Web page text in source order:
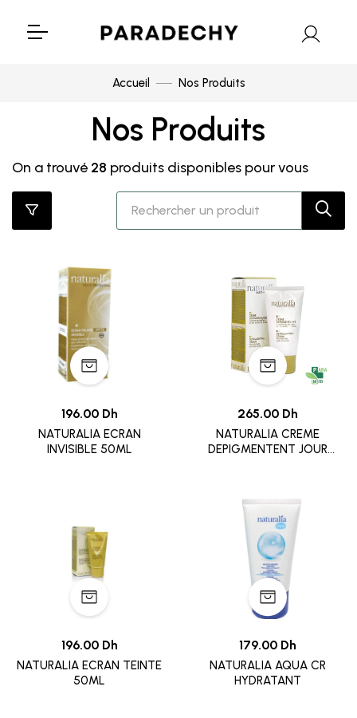
Accueil Nos Produits
Nos Produits
On a trouvé 28 produits disponibles pour vous
196.00 Dh
NATURALIA ECRAN
INVISIBLE 50ML
265.00 Dh
NATURALIA CREME
DEPIGMENTENT JOUR
196.00 Dh
NATURALIA ECRAN TEINTE
50ML
179.00 Dh
NATURALIA AQUA CR
HYDRATANT